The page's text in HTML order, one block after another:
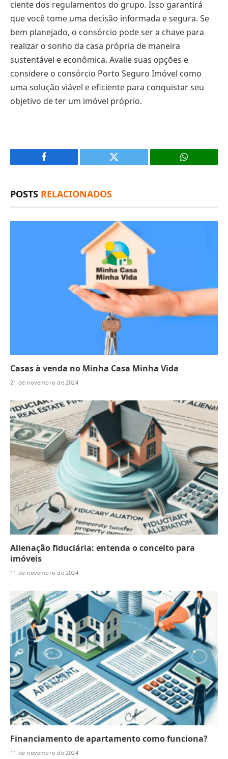
ciente dos regulamentos do grupo. Isso garantirá
que você tome uma decisão informada e segura. Se
bem planejado, o consórcio pode ser a chave para
realizar o sonho da casa própria de maneira
sustentável e econômica. Avalie suas opções e
considere o consórcio Porto Seguro Imóvel como
uma solução viável e eficiente para conquistar seu
objetivo de ter um imóvel próprio.
Facebook
X
POSTS RELACIONADOS
Casas à venda no Minha Casa Minha Vida
21 de novembro de 2024
Alienação fiduciária: entenda o conceito para
imóveis
11 de novembro de 2024
Financiamento de apartamento como funciona?
11 de novembro de 2024